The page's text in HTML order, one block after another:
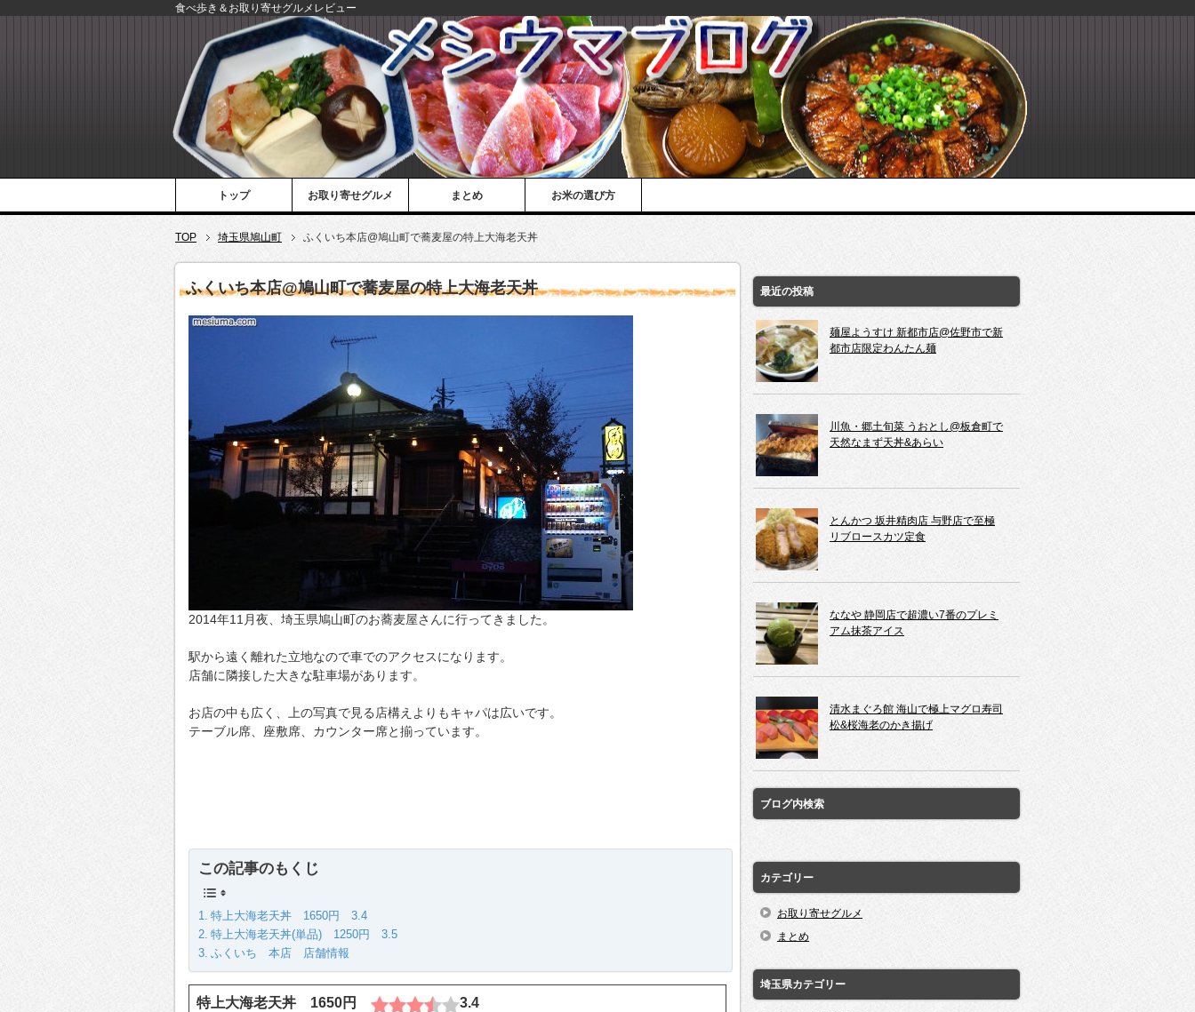
食べ歩き＆お取り寄せグルメレビュー
トップ お取り寄せグルメ まとめ お米の選び方
TOP 埼玉県鳩山町 ふくいち本店@鳩山町で蕎麦屋の特上大海老天丼
ふくいち本店@鳩山町で蕎麦屋の特上大海老天丼
2014年11月夜、埼玉県鳩山町のお蕎麦屋さんに行ってきました。
駅から遠く離れた立地なので車でのアクセスになります。
店舗に隣接した大きな駐車場があります。
お店の中も広く、上の写真で見る店構えよりもキャパは広いです。
テーブル席、座敷席、カウンター席と揃っています。
この記事のもくじ
特上大海老天丼 1650円 3.4
特上大海老天丼(単品) 1250円 3.5
ふくいち 本店 店舗情報
特上大海老天丼 1650円 3.4
最近の投稿
麺屋ようすけ 新都市店@佐野市で新
都市店限定わんたん麺
川魚・郷土旬菜 うおとし@板倉町で
天然なまず天丼&あらい
とんかつ 坂井精肉店 与野店で至極
リブロースカツ定食
ななや 静岡店で超濃い7番のプレミ
アム抹茶アイス
清水まぐろ館 海山で極上マグロ寿司
松&桜海老のかき揚げ
ブログ内検索
カテゴリー
お取り寄せグルメ
まとめ
埼玉県カテゴリー